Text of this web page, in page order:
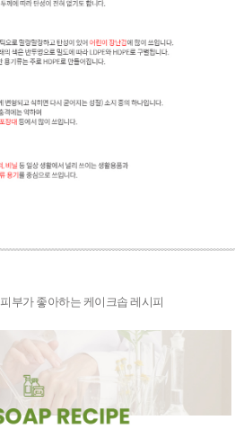
피부가 좋아하는 케이크솝 레시피